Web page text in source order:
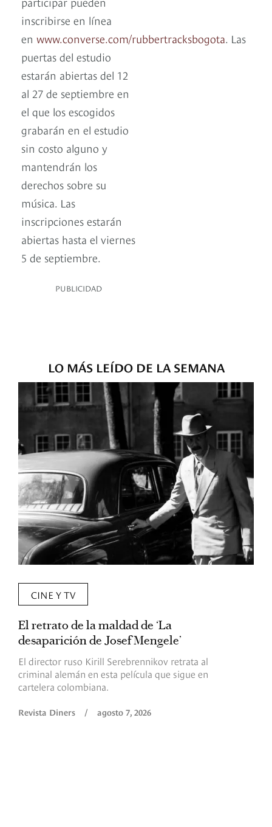
inscribirse en línea
en www.converse.com/rubbertracksbogota. Las
puertas del estudio
estarán abiertas del 12
al 27 de septiembre en
el que los escogidos
grabarán en el estudio
sin costo alguno y
mantendrán los
derechos sobre su
música. Las
inscripciones estarán
abiertas hasta el viernes
5 de septiembre.
PUBLICIDAD
LO MÁS LEÍDO DE LA SEMANA
CINE Y TV
El retrato de la maldad de ‘La
desaparición de Josef Mengele’
El director ruso Kirill Serebrennikov retrata al
criminal alemán en esta película que sigue en
cartelera colombiana.
Revista Diners / agosto 7, 2026